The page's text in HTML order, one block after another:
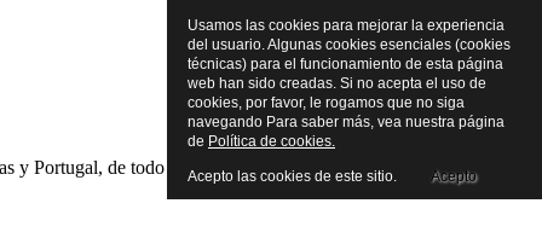
y Portugal, de todo tipo de consumibles para la rotulación e
Usamos las cookies para mejorar la experiencia
del usuario. Algunas cookies esenciales (cookies
técnicas) para el funcionamiento de esta página
web han sido creadas. Si no acepta el uso de
cookies, por favor, le rogamos que no siga
navegando Para saber más, vea nuestra página
de Política de cookies.
Acepto las cookies de este sitio. Acepto